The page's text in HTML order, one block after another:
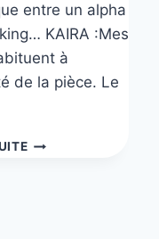
entre un alpha
KAIRA :Mes
à
de la pièce. Le
VIKINGS,